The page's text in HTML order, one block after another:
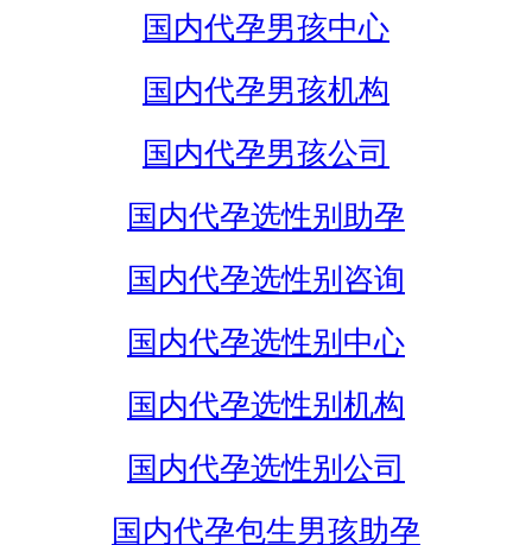
国内代孕男孩中心
国内代孕男孩机构
国内代孕男孩公司
国内代孕选性别助孕
国内代孕选性别咨询
国内代孕选性别中心
国内代孕选性别机构
国内代孕选性别公司
国内代孕包生男孩助孕